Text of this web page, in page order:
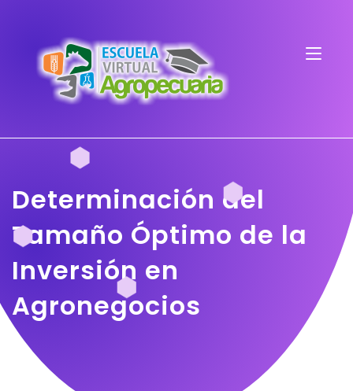
Determinación del
Tamaño Óptimo de la
Inversión en
Agronegocios